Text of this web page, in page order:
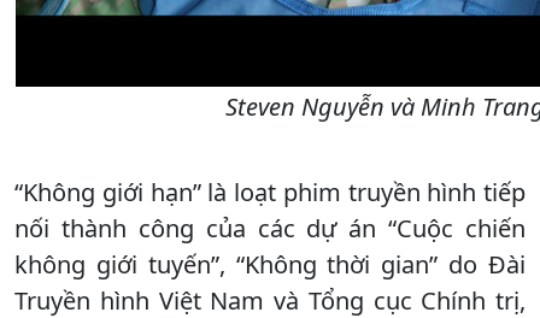
Steven Nguyễn và Minh
“Không giới hạn” là loạt phim truyền hình tiếp
nối thành công của các dự án “Cuộc chiến
không giới tuyến”, “Không thời gian” do Đài
Truyền hình Việt Nam và Tổng cục Chính trị,